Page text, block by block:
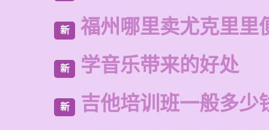
新 福州哪里卖尤克里里
新 学音乐带来的好处
新 吉他培训班一般多少